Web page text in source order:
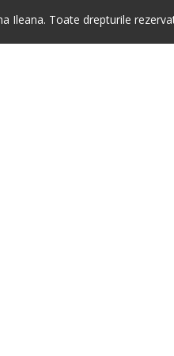
Ileana. Toate drepturile